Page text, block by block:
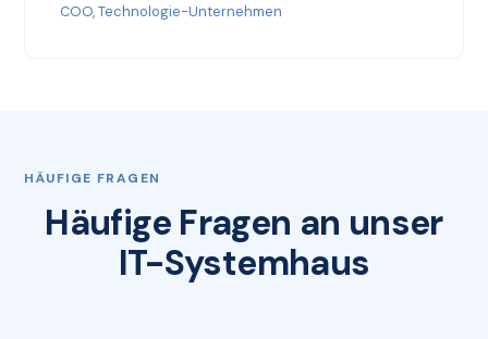
COO, Technologie-Unternehmen
HÄUFIGE FRAGEN
Häufige Fragen an unser
IT-Systemhaus